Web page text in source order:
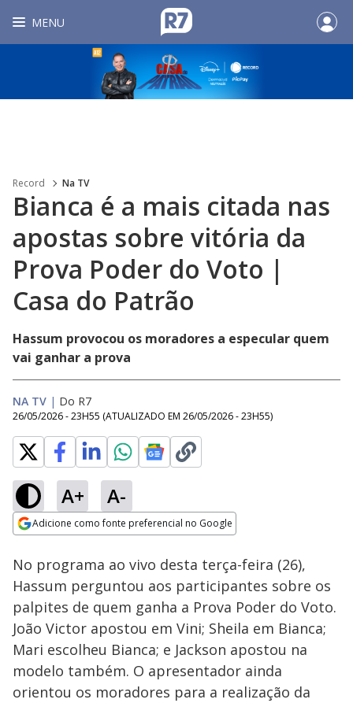
MENU
Record Na TV
Bianca é a mais citada nas
apostas sobre vitória da
Prova Poder do Voto |
Casa do Patrão
Hassum provocou os moradores a especular quem
vai ganhar a prova
NA TV | Do R7
26/05/2026 - 23H55 (ATUALIZADO EM 26/05/2026 - 23H55)
A+ A-
Adicione como fonte preferencial no Google
Ativar
Loaded:
44.27%
No programa ao vivo desta terça-feira (26),
Hassum perguntou aos participantes sobre os
palpites de quem ganha a Prova Poder do Voto.
João Victor apostou em Vini; Sheila em Bianca;
Mari escolheu Bianca; e Jackson apostou na
modelo também. O apresentador ainda
orientou os moradores para a realização da